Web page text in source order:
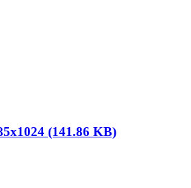
(141.86 KB)